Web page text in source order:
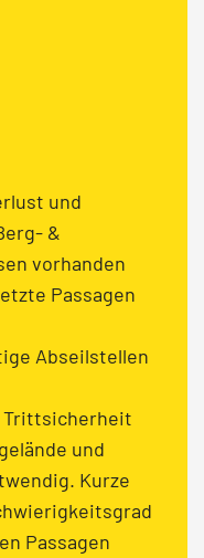
und
&
vorhanden
Passagen
Abseilstellen
Trittsicherheit
und
Kurze
Passagen